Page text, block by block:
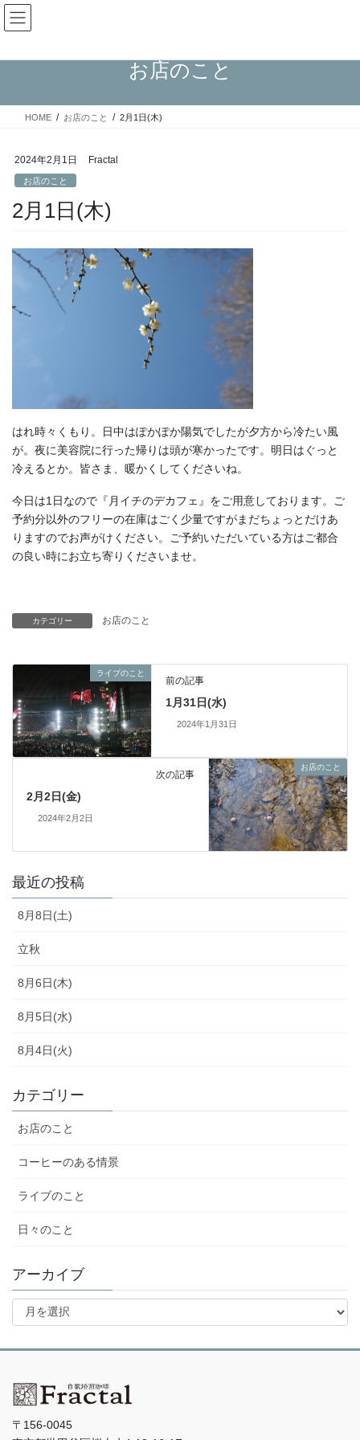
コ
ン
ン
ス
ナ
ビ
ー
ン
お店のこと
HOME お店のこと 2月1日(木)
2024年2月1日 Fractal
お店のこと
2月1日(木)
はれ時々くもり。日中はぽかぽか陽気でしたが夕方から冷たい風
が。夜に美容院に行った帰りは頭が寒かったです。明日はぐっと
冷えるとか。皆さま、暖かくしてくださいね。
今日は1日なので『月イチのデカフェ』をご用意しております。ご
予約分以外のフリーの在庫はごく少量ですがまだちょっとだけあ
りますのでお声がけください。ご予約いただいている方はご都合
の良い時にお立ち寄りくださいませ。
カテゴリー お店のこと
ライブのこと
前の記事
1月31日(水)
2024年1月31日
お店のこと
次の記事
2月2日(金)
2024年2月2日
最近の投稿
8月8日(土)
立秋
8月6日(木)
8月5日(水)
8月4日(火)
カテゴリー
お店のこと
コーヒーのある情景
ライブのこと
日々のこと
アーカイブ
ア
イ
〒156-0045